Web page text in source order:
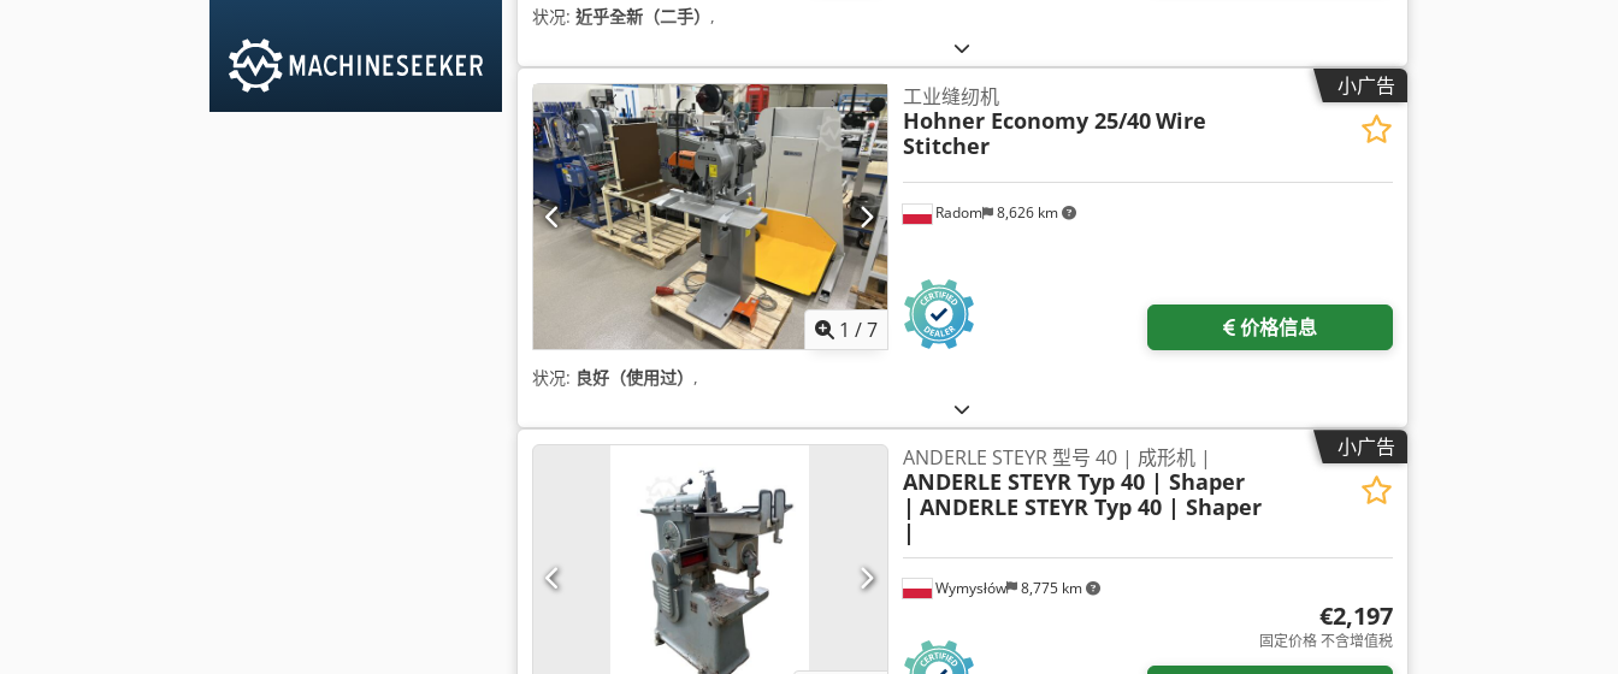
状况: 近乎全新（二手） ,
小广告
1 /7
Radom 8,626 km
工业缝纫机
Hohner Economy 25/40Wire
Stitcher
价格信息
状况: 良好（使用过） ,
小广告
Wymysłów 8,775 km
ANDERLE STEYR 型号 40 | 成形机 |
ANDERLE STEYR Typ 40 | Shaper
| ANDERLE STEYR Typ 40 | Shaper
|
€2,197
固定价格 不含增值税